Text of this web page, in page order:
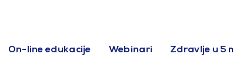
On-line edukacije Webinari Zdravlje u 5